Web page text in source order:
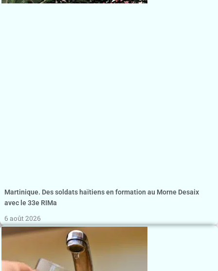
Martinique. Des soldats haïtiens en formation au Morne Desaix
avec le 33e RIMa
6 août 2026